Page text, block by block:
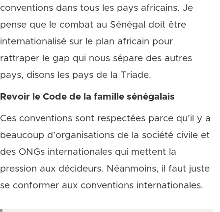
conventions dans tous les pays africains. Je
pense que le combat au Sénégal doit être
internationalisé sur le plan africain pour
rattraper le gap qui nous sépare des autres
pays, disons les pays de la Triade.
Revoir le Code de la famille sénégalais
Ces conventions sont respectées parce qu’il y a
beaucoup d’organisations de la société civile et
des ONGs internationales qui mettent la
pression aux décideurs. Néanmoins, il faut juste
se conformer aux conventions internationales.